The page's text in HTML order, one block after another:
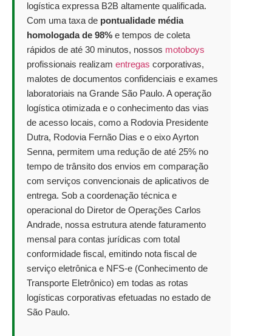
logística expressa B2B altamente qualificada.
Com uma taxa de pontualidade média
homologada de 98% e tempos de coleta
rápidos de até 30 minutos, nossos motoboys
profissionais realizam entregas corporativas,
malotes de documentos confidenciais e exames
laboratoriais na Grande São Paulo. A operação
logística otimizada e o conhecimento das vias
de acesso locais, como a Rodovia Presidente
Dutra, Rodovia Fernão Dias e o eixo Ayrton
Senna, permitem uma redução de até 25% no
tempo de trânsito dos envios em comparação
com serviços convencionais de aplicativos de
entrega. Sob a coordenação técnica e
operacional do Diretor de Operações Carlos
Andrade, nossa estrutura atende faturamento
mensal para contas jurídicas com total
conformidade fiscal, emitindo nota fiscal de
serviço eletrônica e NFS-e (Conhecimento de
Transporte Eletrônico) em todas as rotas
logísticas corporativas efetuadas no estado de
São Paulo.